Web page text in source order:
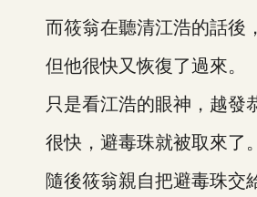
而筱翁在聽清江浩的話後，
但他很快又恢復了過來。
只是看江浩的眼神，越發恭
很快，避毒珠就被取來了。
隨後筱翁親自把避毒珠交給